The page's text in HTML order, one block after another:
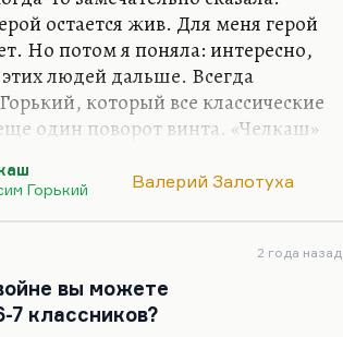
остается жив. Для меня герой
Но потом я поняла: интересно,
людей дальше. Всегда
который все классические
один поворот винта. «Челкаш»
всегда надо довернуть. И мне
остался жив. Конечно, очевидно то,
решил ее очень точно визуально,
фотографии близких, наводит
Для меня это…
Горький
Валерий Залотуха
2 года назад
вы можете
7 классников?